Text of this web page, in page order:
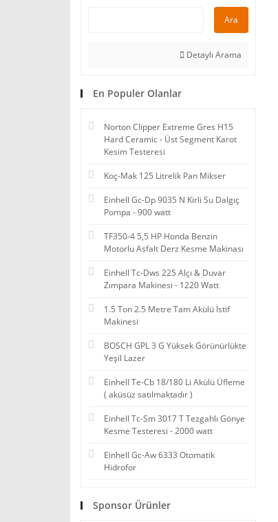
Ara
Detaylı Arama
En Populer Olanlar
Norton Clipper Extreme Gres H15
Hard Ceramic - Üst Segment Karot
Kesim Testeresi
Koç-Mak 125 Litrelik Pan Mikser
Einhell Gc-Dp 9035 N Kirli Su Dalgıç
Pompa - 900 watt
TF350-4 5,5 HP Honda Benzin
Motorlu Asfalt Derz Kesme Makinası
Einhell Tc-Dws 225 Alçı & Duvar
Zımpara Makinesi - 1220 Watt
1.5 Ton 2.5 Metre Tam Akülü İstif
Makinesi
BOSCH GPL 3 G Yüksek Görünürlükte
Yeşil Lazer
Einhell Te-Cb 18/180 Li Akülü Üfleme
( aküsüz satılmaktadır )
Einhell Tc-Sm 3017 T Tezgahlı Gönye
Kesme Testeresi - 2000 watt
Einhell Gc-Aw 6333 Otomatik
Hidrofor
Sponsor Ürünler